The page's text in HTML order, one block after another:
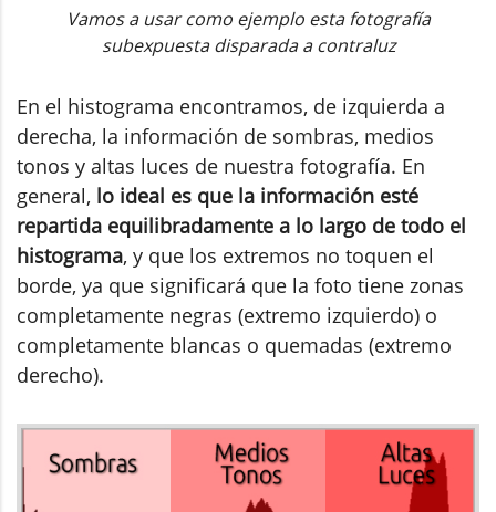
Vamos a usar como ejemplo esta fotografía
subexpuesta disparada a contraluz
En el histograma encontramos, de izquierda a
derecha, la información de sombras, medios
tonos y altas luces de nuestra fotografía. En
general, lo ideal es que la información esté
repartida equilibradamente a lo largo de todo el
histograma, y que los extremos no toquen el
borde, ya que significará que la foto tiene zonas
completamente negras (extremo izquierdo) o
completamente blancas o quemadas (extremo
derecho).